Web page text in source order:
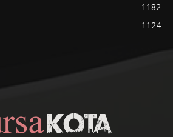
1182
1124